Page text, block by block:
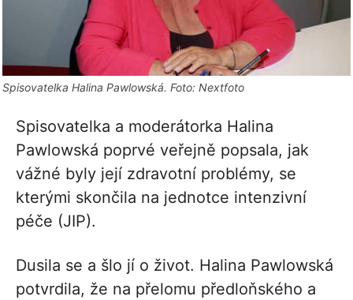
Spisovatelka Halina Pawlowská. Foto: Nextfoto
Spisovatelka a moderátorka Halina
Pawlowská poprvé veřejně popsala, jak
vážné byly její zdravotní problémy, se
kterými skončila na jednotce intenzivní
péče (JIP).
Dusila se a šlo jí o život. Halina Pawlowská
potvrdila, že na přelomu předloňského a